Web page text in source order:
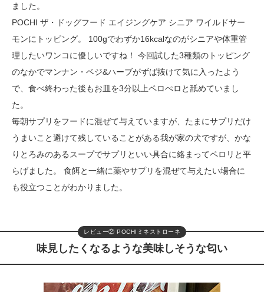
ました。
POCHI ザ・ドッグフード エイジングケア シニア ワイルドサー
モンにトッピング。 100gでわずか16kcalなのがシニアや体重管
理したいワンコに優しいですね！ 今回試した3種類のトッピング
のなかでマンナン・ベジ&ハーブがずば抜けて気に入ったよう
で、食べ終わった後もお皿を3分以上ペロぺロと舐めていまし
た。
毎朝サプリをフードに混ぜて与えていますが、たまにサプリだけ
うまいこと避けて残していることがある我が家の犬ですが、かな
りとろみのあるスープでサプリといい具合に絡まってペロリと平
らげました。 食餌と一緒に薬やサプリを混ぜて与えたい場合に
も役立つことがわかりました。
レビュー② POCHIミネストローネ
味見したくなるような美味しそうな匂い